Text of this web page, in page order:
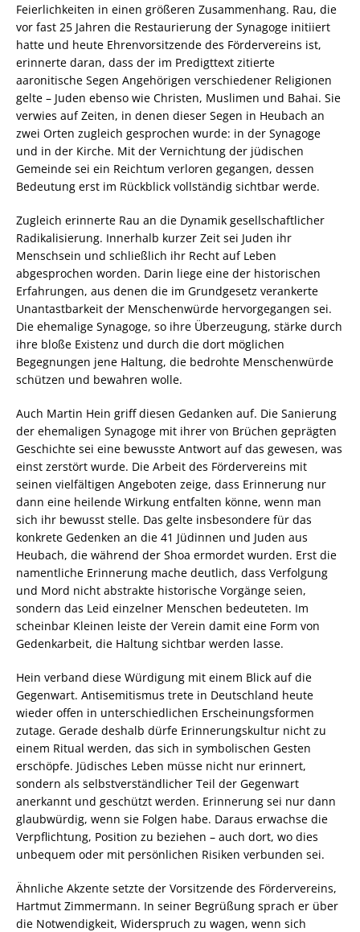
Feierlichkeiten in einen größeren Zusammenhang. Rau, die
vor fast 25 Jahren die Restaurierung der Synagoge initiiert
hatte und heute Ehrenvorsitzende des Fördervereins ist,
erinnerte daran, dass der im Predigttext zitierte
aaronitische Segen Angehörigen verschiedener Religionen
gelte – Juden ebenso wie Christen, Muslimen und Bahai. Sie
verwies auf Zeiten, in denen dieser Segen in Heubach an
zwei Orten zugleich gesprochen wurde: in der Synagoge
und in der Kirche. Mit der Vernichtung der jüdischen
Gemeinde sei ein Reichtum verloren gegangen, dessen
Bedeutung erst im Rückblick vollständig sichtbar werde.
Zugleich erinnerte Rau an die Dynamik gesellschaftlicher
Radikalisierung. Innerhalb kurzer Zeit sei Juden ihr
Menschsein und schließlich ihr Recht auf Leben
abgesprochen worden. Darin liege eine der historischen
Erfahrungen, aus denen die im Grundgesetz verankerte
Unantastbarkeit der Menschenwürde hervorgegangen sei.
Die ehemalige Synagoge, so ihre Überzeugung, stärke durch
ihre bloße Existenz und durch die dort möglichen
Begegnungen jene Haltung, die bedrohte Menschenwürde
schützen und bewahren wolle.
Auch Martin Hein griff diesen Gedanken auf. Die Sanierung
der ehemaligen Synagoge mit ihrer von Brüchen geprägten
Geschichte sei eine bewusste Antwort auf das gewesen, was
einst zerstört wurde. Die Arbeit des Fördervereins mit
seinen vielfältigen Angeboten zeige, dass Erinnerung nur
dann eine heilende Wirkung entfalten könne, wenn man
sich ihr bewusst stelle. Das gelte insbesondere für das
konkrete Gedenken an die 41 Jüdinnen und Juden aus
Heubach, die während der Shoa ermordet wurden. Erst die
namentliche Erinnerung mache deutlich, dass Verfolgung
und Mord nicht abstrakte historische Vorgänge seien,
sondern das Leid einzelner Menschen bedeuteten. Im
scheinbar Kleinen leiste der Verein damit eine Form von
Gedenkarbeit, die Haltung sichtbar werden lasse.
Hein verband diese Würdigung mit einem Blick auf die
Gegenwart. Antisemitismus trete in Deutschland heute
wieder offen in unterschiedlichen Erscheinungsformen
zutage. Gerade deshalb dürfe Erinnerungskultur nicht zu
einem Ritual werden, das sich in symbolischen Gesten
erschöpfe. Jüdisches Leben müsse nicht nur erinnert,
sondern als selbstverständlicher Teil der Gegenwart
anerkannt und geschützt werden. Erinnerung sei nur dann
glaubwürdig, wenn sie Folgen habe. Daraus erwachse die
Verpflichtung, Position zu beziehen – auch dort, wo dies
unbequem oder mit persönlichen Risiken verbunden sei.
Ähnliche Akzente setzte der Vorsitzende des Fördervereins,
Hartmut Zimmermann. In seiner Begrüßung sprach er über
die Notwendigkeit, Widerspruch zu wagen, wenn sich